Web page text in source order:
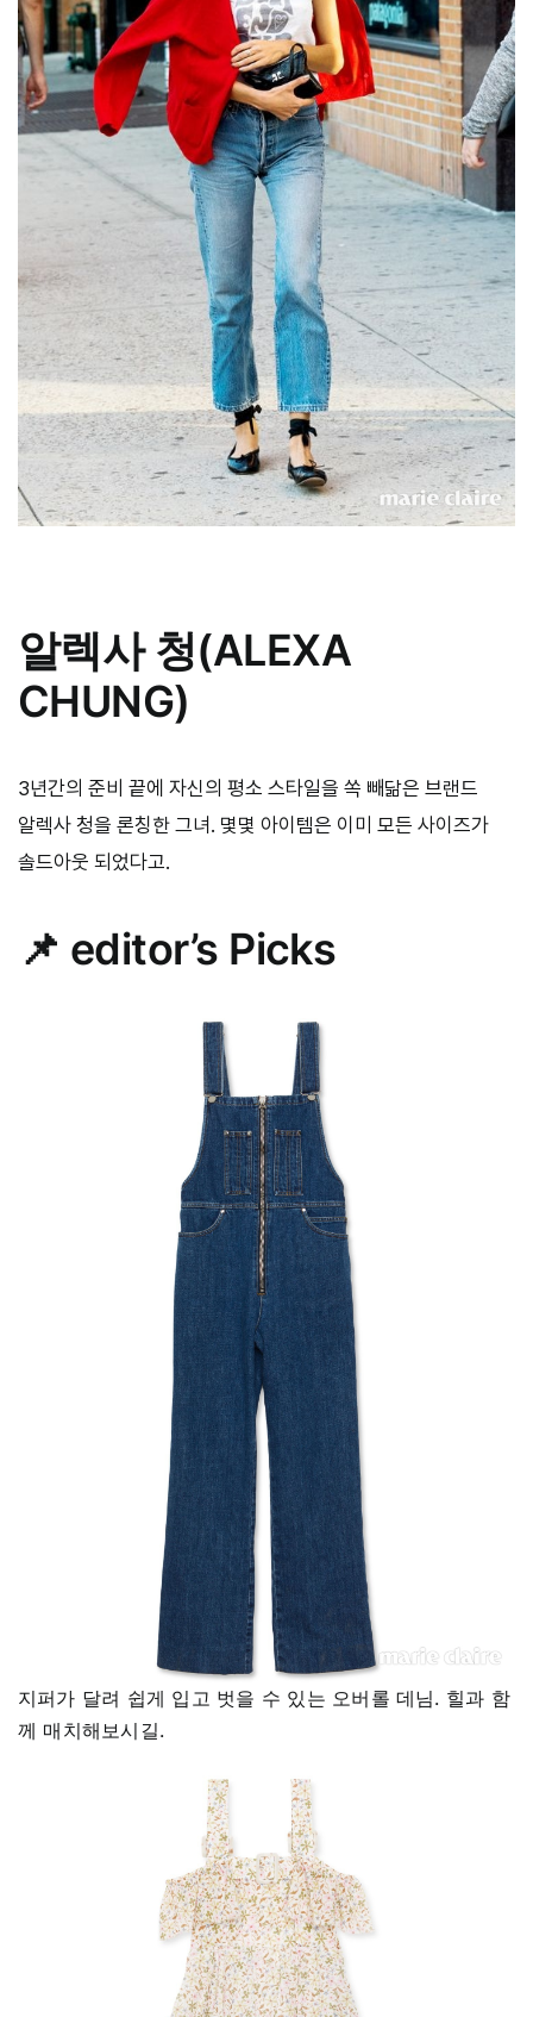
알렉사 청(ALEXA
CHUNG)
3년간의 준비 끝에 자신의 평소 스타일을 쏙 빼닮은 브랜드
알렉사 청을 론칭한 그녀. 몇몇 아이템은 이미 모든 사이즈가
솔드아웃 되었다고.
📌 editor’s Picks
지퍼가 달려 쉽게 입고 벗을 수 있는 오버롤 데님. 힐과 함
께 매치해보시길.